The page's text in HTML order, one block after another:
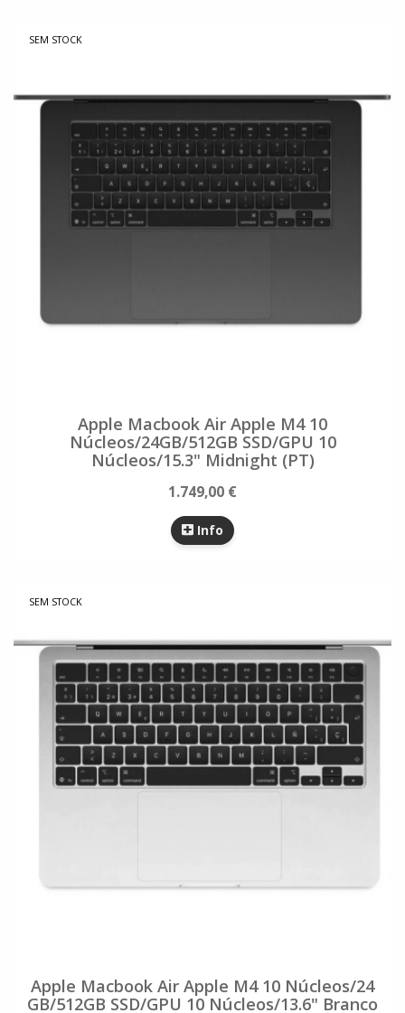
SEM STOCK
Apple Macbook Air Apple M4 10
Núcleos/24GB/512GB SSD/GPU 10
Núcleos/15.3" Midnight (PT)
1.749,00 €
Info
SEM STOCK
Apple Macbook Air Apple M4 10 Núcleos/24
GB/512GB SSD/GPU 10 Núcleos/13.6" Branco